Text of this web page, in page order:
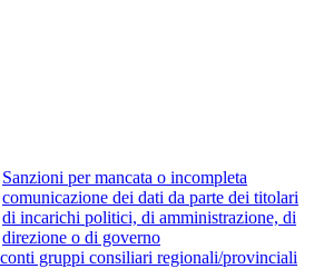
Sanzioni per mancata o incompleta
comunicazione dei dati da parte dei titolari
di incarichi politici, di amministrazione, di
direzione o di governo
gruppi consiliari regionali/provinciali